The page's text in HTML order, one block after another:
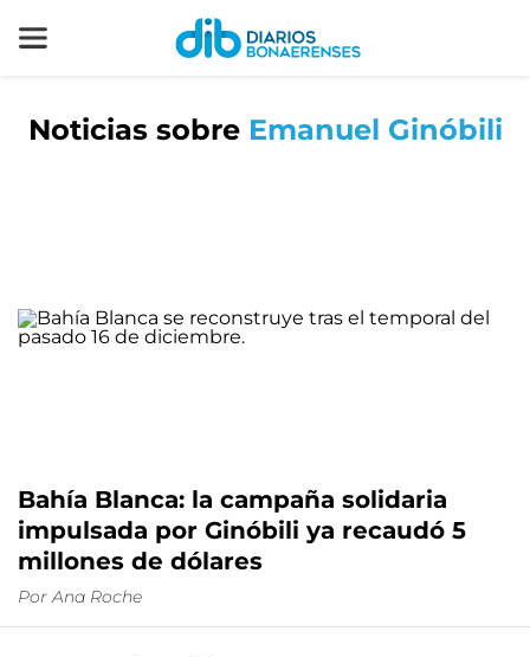
Noticias sobre Emanuel Ginóbili
Bahía Blanca: la campaña solidaria
impulsada por Ginóbili ya recaudó 5
millones de dólares
Por Ana Roche